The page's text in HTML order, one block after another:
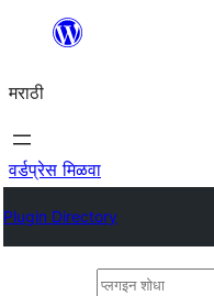
सामुग्रीवर
मराठी
वर्डप्रेस मिळवा
Plugin Directory
प्लगइन